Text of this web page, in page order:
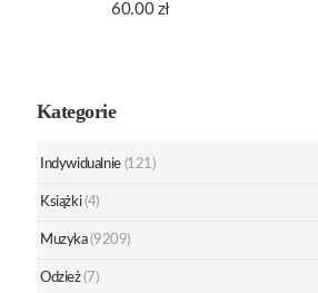
60.00 zł
Kategorie
Indywidualnie (121)
Książki (4)
Muzyka (9209)
Odzież (7)